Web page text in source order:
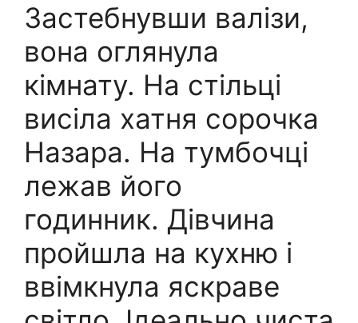
Застебнувши валізи,
вона оглянула
кімнату. На стільці
висіла хатня сорочка
Назара. На тумбочці
лежав його
годинник. Дівчина
пройшла на кухню і
ввімкнула яскраве